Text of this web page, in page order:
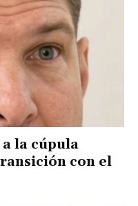
la cúpula
con el